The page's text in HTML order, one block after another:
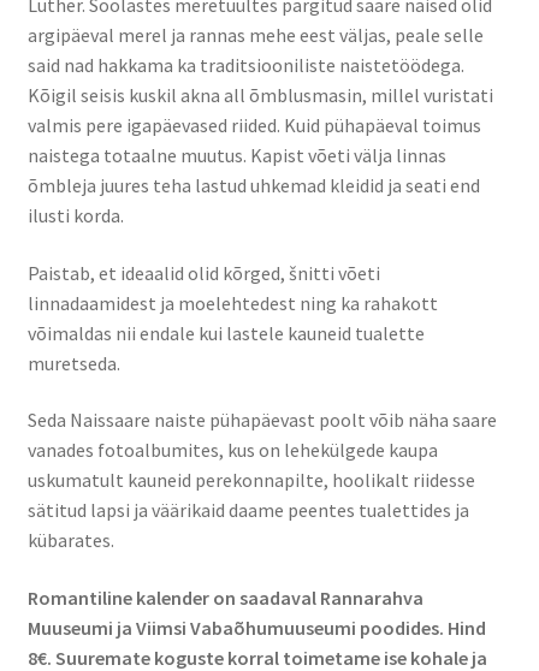
Matkarajad
Orienteerumine
Rattamatk
Toitlustus
Catering
argipäeval merel ja rannas mehe eest väljas, peale selle
said nad hakkama ka traditsiooniliste naistetöödega.
Kõigil seisis kuskil akna all õmblusmasin, millel vuristati
valmis pere igapäevased riided. Kuid pühapäeval toimus
naistega totaalne muutus. Kapist võeti välja linnas
õmbleja juures teha lastud uhkemad kleidid ja seati end
ilusti korda.
Paistab, et ideaalid olid kõrged, šnitti võeti
linnadaamidest ja moelehtedest ning ka rahakott
võimaldas nii endale kui lastele kauneid tualette
muretseda.
Seda Naissaare naiste pühapäevast poolt võib näha saare
vanades fotoalbumites, kus on lehekülgede kaupa
uskumatult kauneid perekonnapilte, hoolikalt riidesse
sätitud lapsi ja väärikaid daame peentes tualettides ja
kübarates.
Romantiline kalender on saadaval Rannarahva
Muuseumi ja Viimsi Vabaõhumuuseumi poodides. Hind
8€. Suuremate koguste korral toimetame ise kohale ja